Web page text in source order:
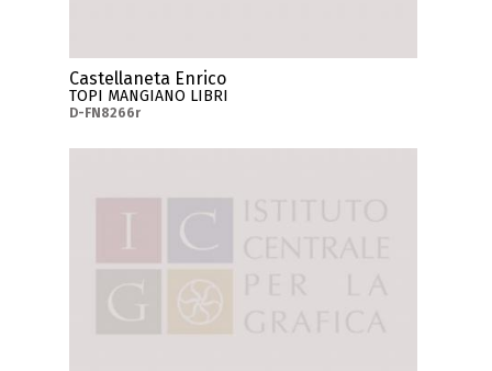
Castellaneta Enrico
TOPI MANGIANO LIBRI
D-FN8266r